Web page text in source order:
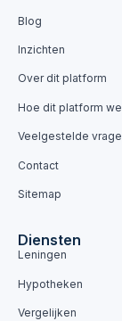
Blog
Inzichten
Over dit platform
Hoe dit platform
Veelgestelde
Contact
Sitemap
Diensten
Leningen
Hypotheken
Vergelijken